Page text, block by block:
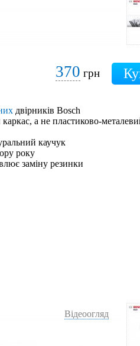
370 грн
двірників Bosch
а не пластиково-
каучук
року
заміну резинки
Відеоогляд